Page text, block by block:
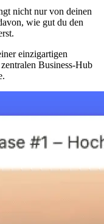
nicht nur von deinen
wie gut du den
einzigartigen
Business-Hub